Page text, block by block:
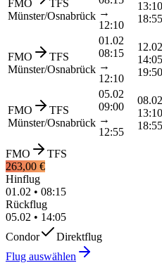
FMO
TFS
Münster/Osnabrück →
12:10
13:10
18:55
FMO
TFS
Münster/Osnabrück
01.02
08:15
→
12:10
12.02
14:05
19:50
FMO
TFS
Münster/Osnabrück
05.02
09:00
→
12:55
08.02
13:10
18:55
FMO
TFS
263,00 €
Hinflug
01.02 • 08:15
Rückflug
05.02 • 14:05
Condor
Direktflug
Flug auswählen